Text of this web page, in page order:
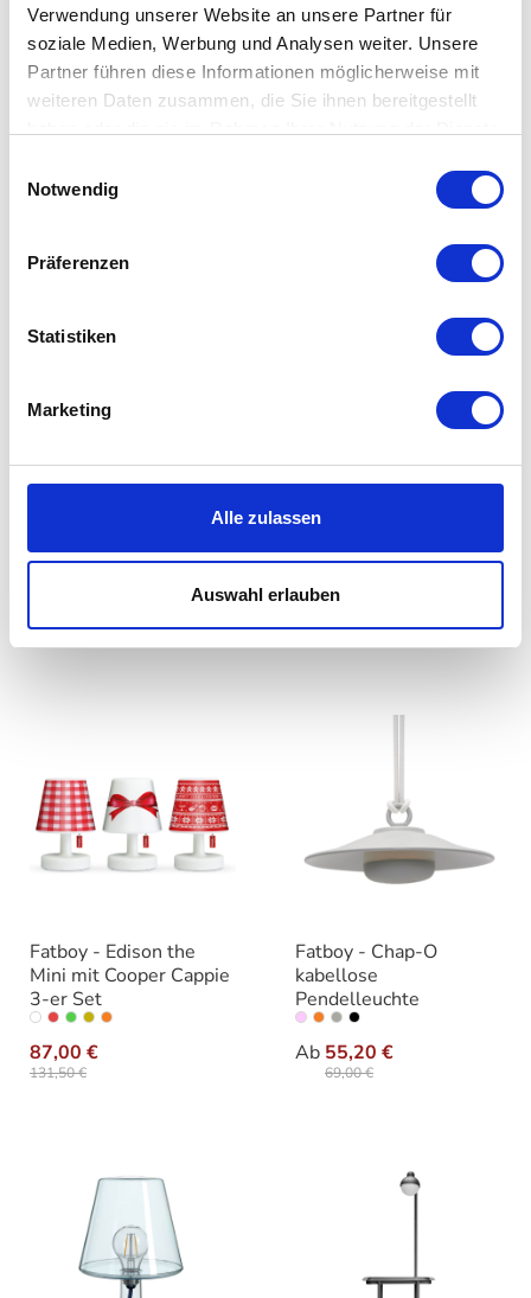
Verwendung unserer Website an unsere Partner für
soziale Medien, Werbung und Analysen weiter. Unsere
Partner führen diese Informationen möglicherweise mit
weiteren Daten zusammen, die Sie ihnen bereitgestellt
Datenschutzerklärung
Notwendig
Präferenzen
Statistiken
Marketing
Alle zulassen
Auswahl erlauben
Fatboy - Edison the
Petit + Cooper Cappie
Varianteauswählen
Fatboy - RockCoco 12.0
Wandleuchte
89,00 €
auswählen
Tischlampe
Ab55,20 €
Varianten
Fatboy - Edison the
Mini mit Cooper Cappie
3-er Set
87,00 €
131,50 €
Variante
Fatboy - Chap-O
kabellose
Pendelleuchte
Ab 55,20 €
69,00 €
Varianten